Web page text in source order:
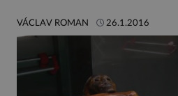
VÁCLAV ROMAN 26.1.2016